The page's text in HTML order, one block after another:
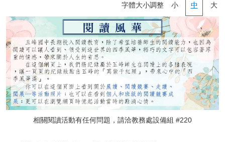
自主學習
字體大小調整 小 中 大
相關閱讀活動有任何問題，請洽教務處設備組 #220